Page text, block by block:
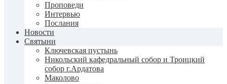
Проповеди
Интервью
Послания
Новости
Святыни
Ключевская пустынь
Никольский кафедральный собор и Троицкий
собор г.Ардатова
Маколово